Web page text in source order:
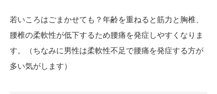
若いころはごまかせても？年齢を重ねると筋力と胸椎、
腰椎の柔軟性が低下するため腰痛を発症しやすくなりま
す。（ちなみに男性は柔軟性不足で腰痛を発症する方が
多い気がします）